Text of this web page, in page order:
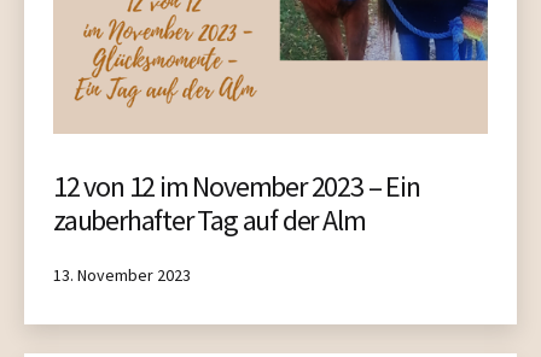
12 von 12 im November 2023 – Ein
zauberhafter Tag auf der Alm
Published
13. November 2023